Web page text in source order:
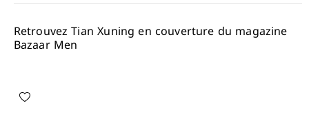
Retrouvez Tian Xuning en couverture du magazine
Bazaar Men